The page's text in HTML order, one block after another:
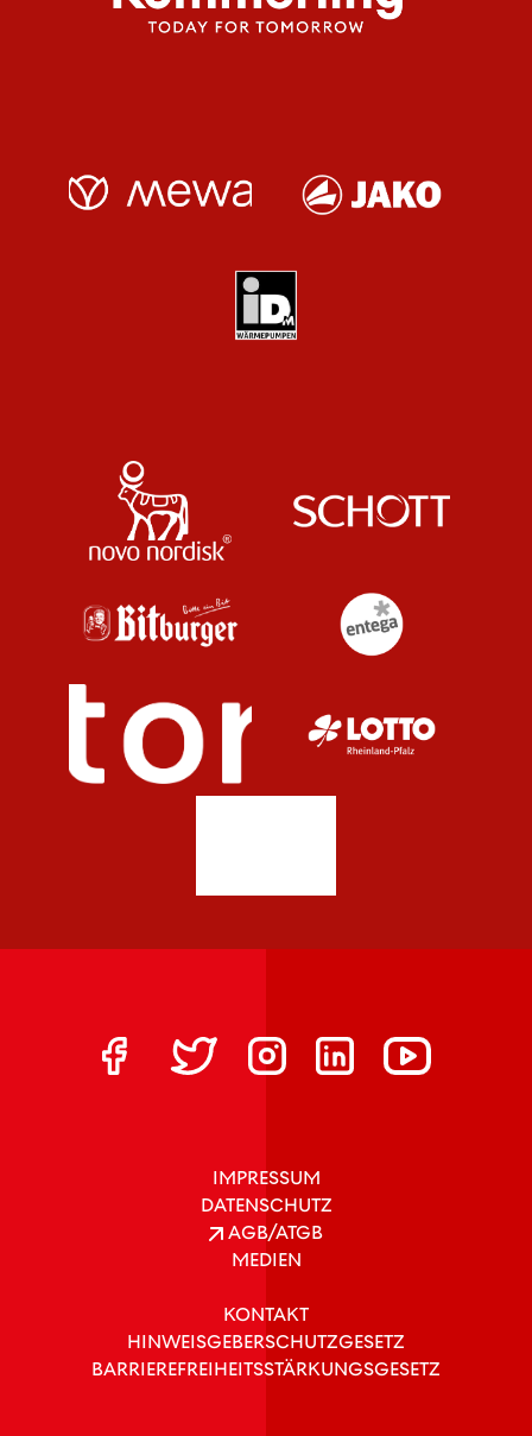
IMPRESSUM
DATENSCHUTZ
AGB/ATGB
MEDIEN
KONTAKT
HINWEISGEBERSCHUTZGESETZ
BARRIEREFREIHEITSSTÄRKUNGSGESETZ